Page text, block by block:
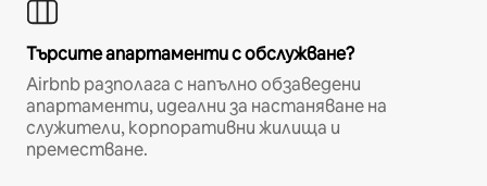
Търсите апартаменти с обслужване?
Airbnb разполага с напълно обзаведени
апартаменти, идеални за настаняване на
служители, корпоративни жилища и
преместване.